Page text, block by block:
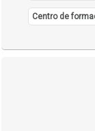
Centro de